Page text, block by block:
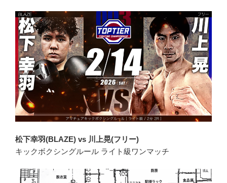
松下幸羽(BLAZE) vs 川上晃(フリー)
キックボクシングルール ライト級ワンマッチ